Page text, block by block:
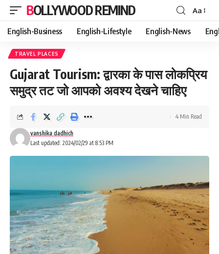
BOLLYWOOD REMIND
Font
Resizer
Aa
English-Business English-Lifestyle English-News
TRAVEL PLACES
Gujarat Tourism: द्वारका के पास लोकप्रिय
समुद्र तट जो आपको अवश्य देखने चाहिए
Last updated: 2024/02/29 at 8:53 PM
vanshika dadhich
4 Min Read